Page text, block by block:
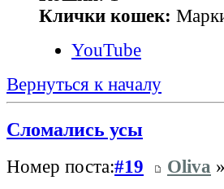
Клички кошек:
YouTube
Вернуться к началу
Сломались усы
Номер поста:#19 Oliva